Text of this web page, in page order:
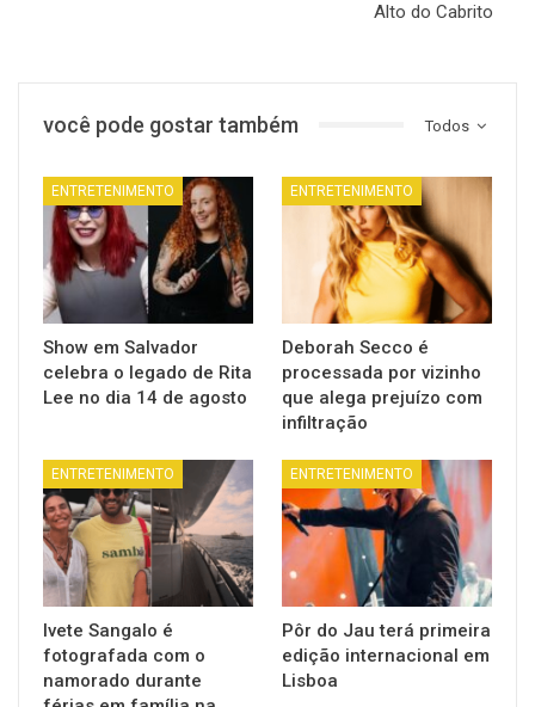
Alto do Cabrito
Todos
você pode gostar também
ENTRETENIMENTO
Show em Salvador
celebra o legado de Rita
Lee no dia 14 de agosto
ENTRETENIMENTO
Deborah Secco é
processada por vizinho
que alega prejuízo com
infiltração
ENTRETENIMENTO
Ivete Sangalo é
fotografada com o
namorado durante
ENTRETENIMENTO
Pôr do Jau terá primeira
edição internacional em
Lisboa